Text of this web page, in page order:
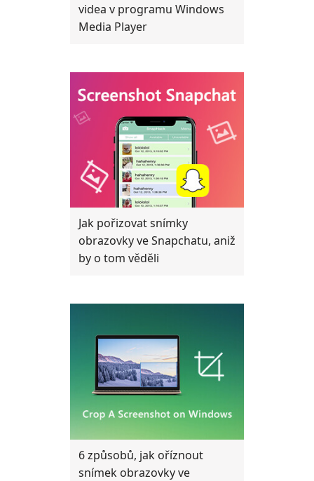
videa v programu Windows
Media Player
Jak pořizovat snímky
obrazovky ve Snapchatu, aniž
by o tom věděli
6 způsobů, jak oříznout
snímek obrazovky ve